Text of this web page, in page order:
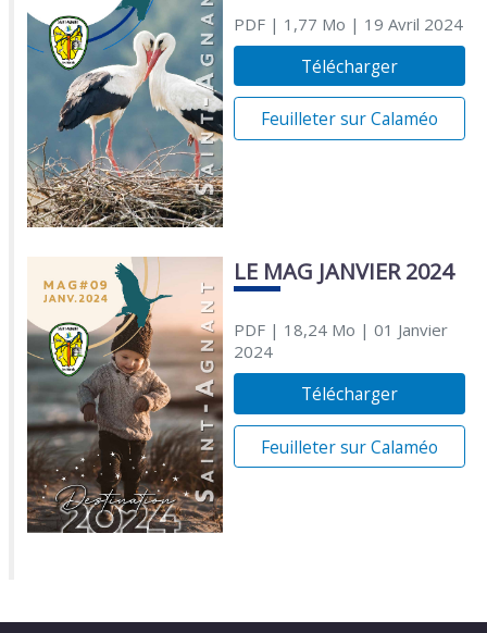
PDF| 1,77 Mo | 19 Avril 2024
Télécharger
Feuilleter sur Calaméo
LE MAG JANVIER 2024
PDF| 18,24 Mo | 01 Janvier
2024
Télécharger
Feuilleter sur Calaméo